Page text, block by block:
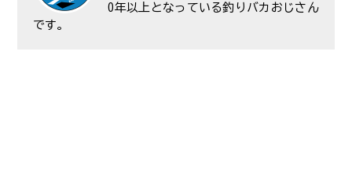
0年以上となっている釣りバカおじさん
です。